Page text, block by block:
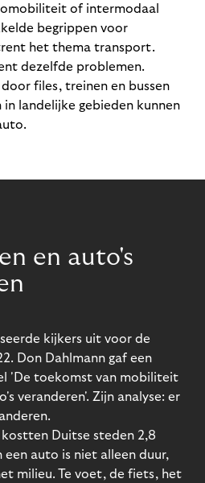
of intermodaal
begrippen voor
het thema transport.
dezelfde problemen.
files, treinen en bussen
in landelijke gebieden kunnen
en auto's
kijkers uit voor de
Don Dahlmann gaf een
'De toekomst van mobiliteit
veranderen'. Zijn analyse: er
Duitse steden 2,8
een auto is niet alleen duur,
milieu. Te voet, de fiets, het